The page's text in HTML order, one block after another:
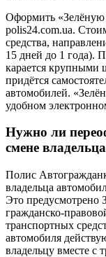
Оформить «Зелёную
polis24.com.ua.
средства,
15 дней до 1 года).
карается крупными
придётся
автомобилей.
удобном
Нужно ли
смене
Полис
владельца
Это предусмотрено
гражданско-
транспортных
автомобиля
владельцу вместе с